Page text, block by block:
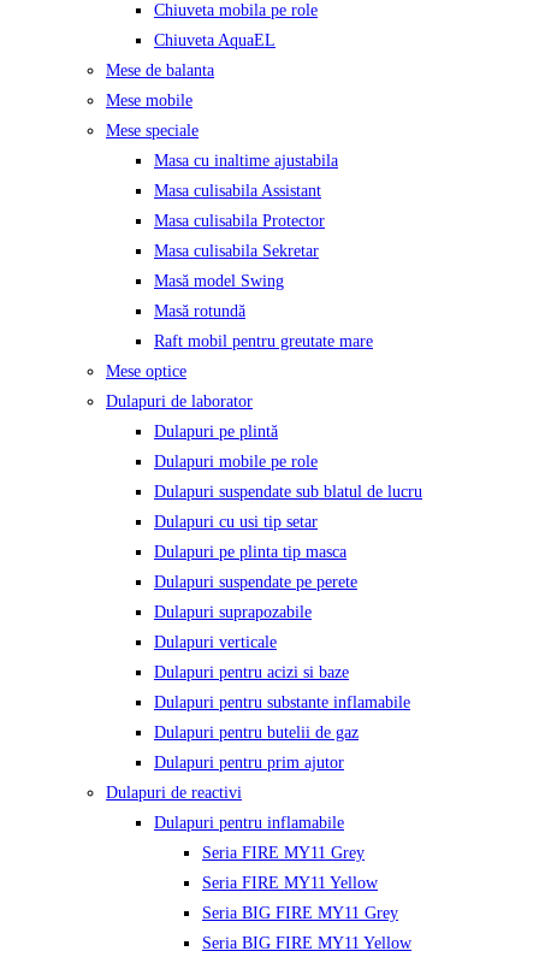
Chiuveta mobila pe role
Chiuveta AquaEL
Mese de balanta
Mese mobile
Mese speciale
Masa cu inaltime ajustabila
Masa culisabila Assistant
Masa culisabila Protector
Masa culisabila Sekretar
Masă model Swing
Masă rotundă
Raft mobil pentru greutate mare
Mese optice
Dulapuri de laborator
Dulapuri pe plintă
Dulapuri mobile pe role
Dulapuri suspendate sub blatul de lucru
Dulapuri cu usi tip setar
Dulapuri pe plinta tip masca
Dulapuri suspendate pe perete
Dulapuri suprapozabile
Dulapuri verticale
Dulapuri pentru acizi si baze
Dulapuri pentru substante inflamabile
Dulapuri pentru butelii de gaz
Dulapuri pentru prim ajutor
Dulapuri de reactivi
Dulapuri pentru inflamabile
Seria FIRE MY11 Grey
Seria FIRE MY11 Yellow
Seria BIG FIRE MY11 Grey
Seria BIG FIRE MY11 Yellow